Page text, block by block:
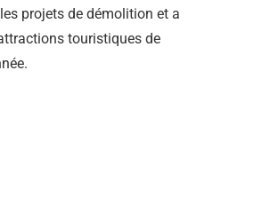
projets de démolition et a
touristiques de